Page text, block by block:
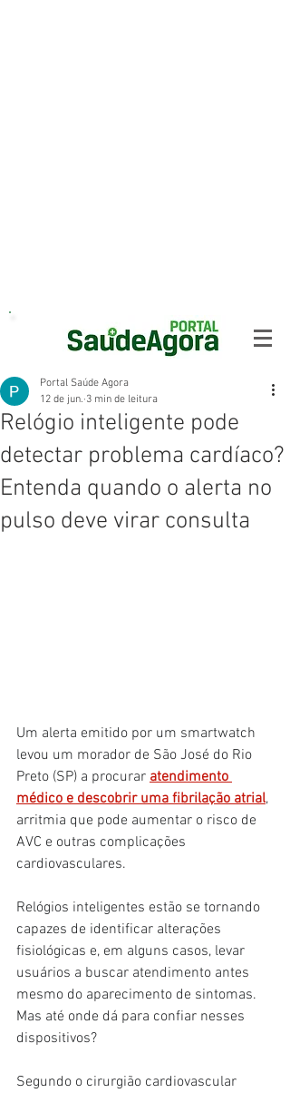
Relógio inteligente pode
detectar problema cardíaco?
Entenda quando o alerta no
pulso deve virar consulta
Portal Saúde Agora
12 de jun. 3 min de leitura
Um alerta emitido por um smartwatch
levou um morador de São José do Rio
Preto (SP) a procurar atendimento
médico e descobrir uma fibrilação atrial,
arritmia que pode aumentar o risco de
AVC e outras complicações
cardiovasculares.
Relógios inteligentes estão se tornando
capazes de identificar alterações
fisiológicas e, em alguns casos, levar
usuários a buscar atendimento antes
mesmo do aparecimento de sintomas.
Mas até onde dá para confiar nesses
dispositivos?
Segundo o cirurgião cardiovascular